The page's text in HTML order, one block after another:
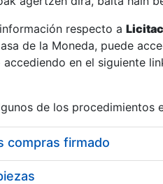
respecto a
de la Moneda, puede
en el siguiente
de los procedimientos
compras firmado